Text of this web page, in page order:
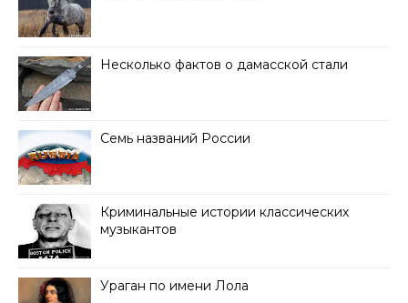
Несколько фактов о дамасской стали
Семь названий России
Криминальные истории классических
музыкантов
Ураган по имени Лола